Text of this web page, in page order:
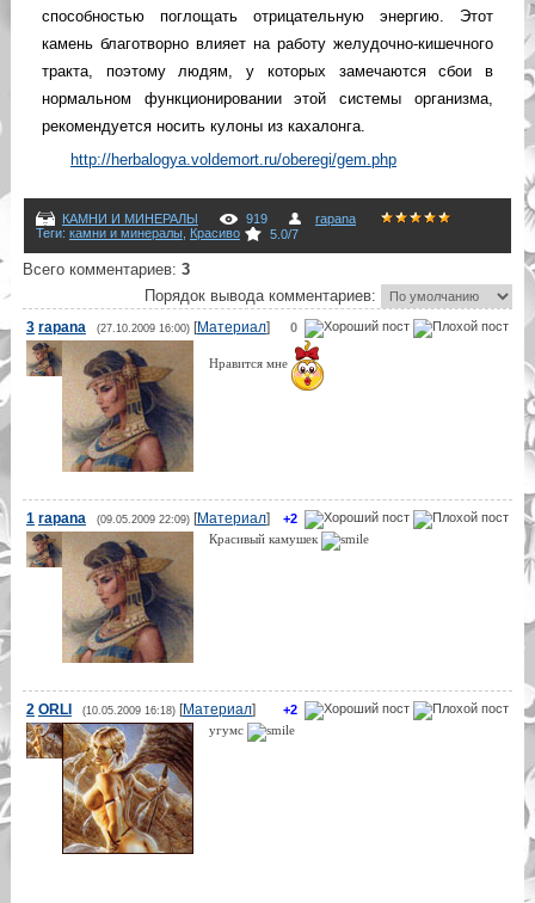
способностью поглощать отрицательную энергию. Этот
камень благотворно влияет на работу желудочно-кишечного
тракта, поэтому людям, у которых замечаются сбои в
нормальном функционировании этой системы организма,
рекомендуется носить кулоны из кахалонга.
http://herbalogya.voldemort.ru/oberegi/gem.php
КАМНИ И МИНЕРАЛЫ 919
rapana
Теги: камни и минералы, Красиво 5.0/7
Всего комментариев: 3
Порядок вывода комментариев:
0
3 rapana (27.10.2009 16:00)[Материал]
Нравится мне
+2
1 rapana (09.05.2009 22:09)[Материал]
Красивый камушек
+2
2 ORLI (10.05.2009 16:18)[Материал]
угумс